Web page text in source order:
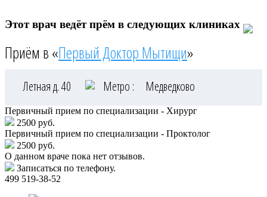
Этот врач ведёт прём в следующих клиниках
Приём в «Первый Доктор Мытищи»
Летная д. 40 Метро : Медведково
Первичный прием по специализации - Хирург
2500 руб.
Первичный прием по специализации - Проктолог
2500 руб.
О данном враче пока нет отзывов.
Записаться по телефону.
499 519-38-52